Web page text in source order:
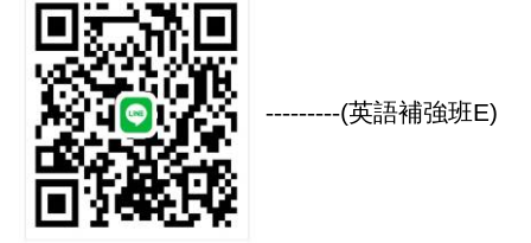
---------(英語補強班E)